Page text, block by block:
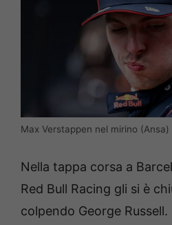
Max Verstappen nel mirino
Nella tappa corsa a
Red Bull Racing gli si è
colpendo George Russell.